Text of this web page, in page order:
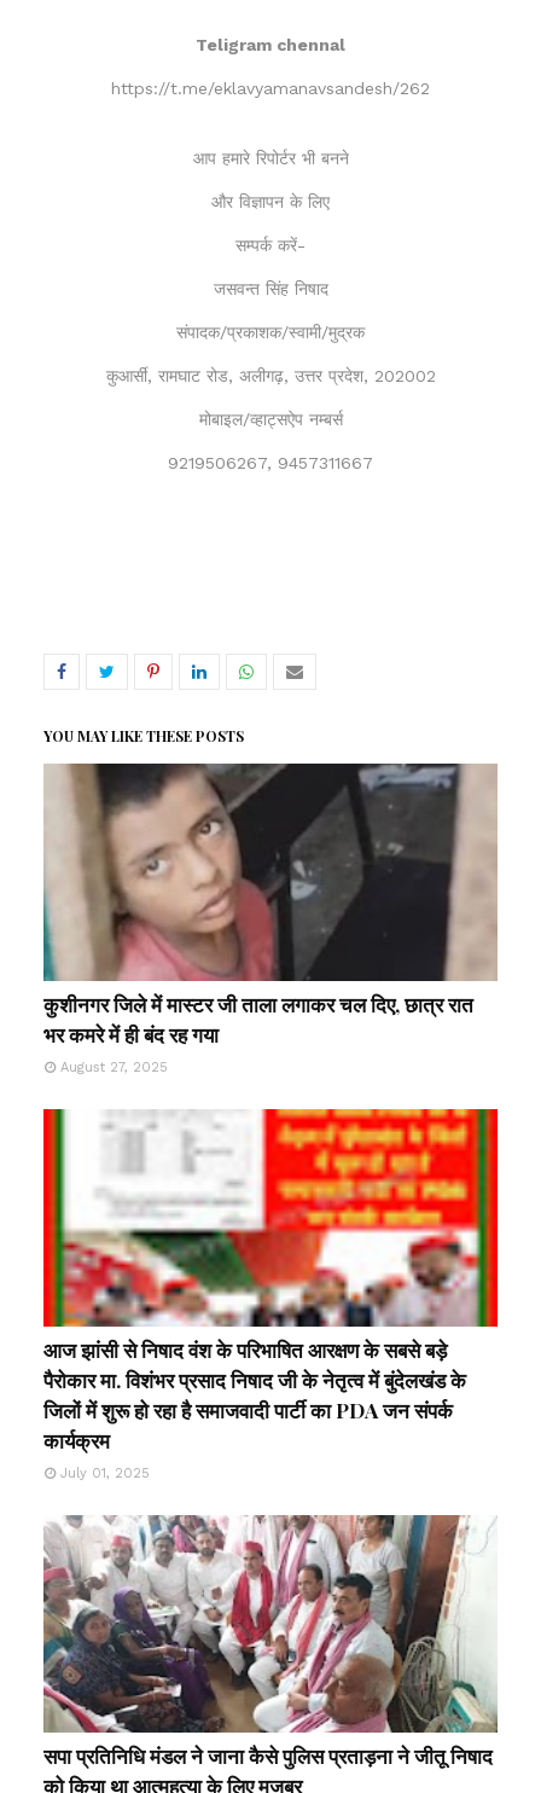
Teligram chennal
https://t.me/eklavyamanavsandesh/262
आप हमारे रिपोर्टर भी बनने
और विज्ञापन के लिए
सम्पर्क करें-
जसवन्त सिंह निषाद
संपादक/प्रकाशक/स्वामी/मुद्रक
कुआर्सी, रामघाट रोड, अलीगढ़, उत्तर प्रदेश, 202002
मोबाइल/व्हाट्सऐप नम्बर्स
9219506267, 9457311667
YOU MAY LIKE THESE POSTS
कुशीनगर जिले में मास्टर जी ताला लगाकर चल दिए, छात्र रात
भर कमरे में ही बंद रह गया
August 27, 2025
आज झांसी से निषाद वंश के परिभाषित आरक्षण के सबसे बड़े
पैरोकार मा. विशंभर प्रसाद निषाद जी के नेतृत्व में बुंदेलखंड के
जिलों में शुरू हो रहा है समाजवादी पार्टी का PDA जन संपर्क
कार्यक्रम
July 01, 2025
सपा प्रतिनिधि मंडल ने जाना कैसे पुलिस प्रताड़ना ने जीतू निषाद
को किया था आत्महत्या के लिए मजबूर